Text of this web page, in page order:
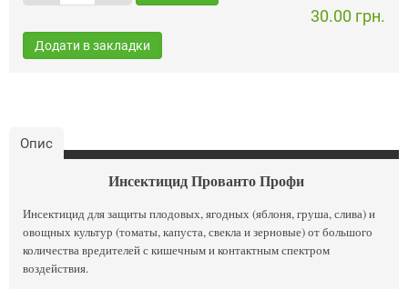
30.00 грн.
Додати в закладки
Опис
Инсектицид Прованто Профи
Инсектицид для защиты плодовых, ягодных (яблоня, груша, слива) и
овощных культур (томаты, капуста, свекла и зерновые) от большого
количества вредителей с кишечным и контактным спектром
воздействия.